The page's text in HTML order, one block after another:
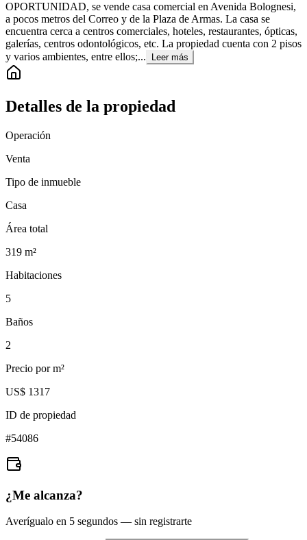
OPORTUNIDAD, se vende casa comercial en Avenida Bolognesi,
a pocos metros del Correo y de la Plaza de Armas. La casa se
encuentra cerca a centros comerciales, hoteles, restaurantes, ópticas,
galerías, centros odontológicos, etc. La propiedad cuenta con 2 pisos
y varios ambientes, entre ellos;...
Leer más
Detalles de la propiedad
Operación
Venta
Tipo de inmueble
Casa
Área total
319 m²
Habitaciones
5
Baños
2
Precio por m²
US$ 1317
ID de propiedad
#54086
¿Me alcanza?
Averígualo en 5 segundos — sin registrarte